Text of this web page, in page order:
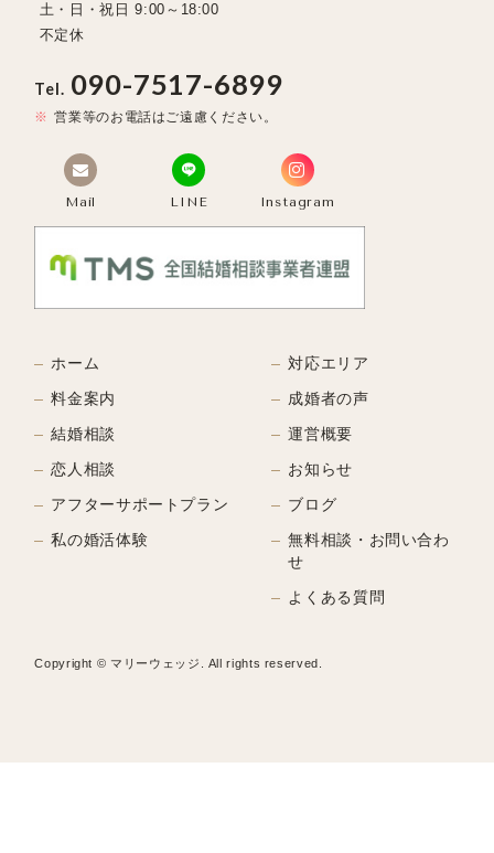
土・日・祝日 9:00～18:00
不定休
Tel. 090-7517-6899
営業等のお電話はご遠慮ください。
Mail LINE Instagram
ホーム
料金案内
結婚相談
恋人相談
アフターサポートプラン
私の婚活体験
対応エリア
成婚者の声
運営概要
お知らせ
ブログ
無料相談・お問い合わ
せ
よくある質問
Copyright © マリーウェッジ. All rights reserved.